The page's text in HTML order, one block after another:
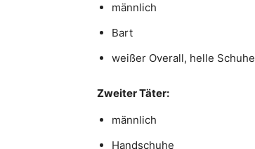
männlich
Bart
weißer Overall, helle Schuhe
Zweiter Täter:
männlich
Handschuhe